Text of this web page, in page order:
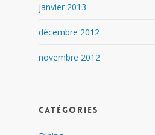
janvier 2013
décembre 2012
novembre 2012
Catégories